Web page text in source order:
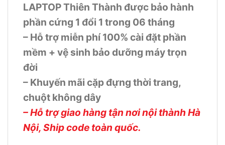
LAPTOP Thiên Thành được bảo hành
phần cứng 1 đổi 1 trong 06 tháng
– Hỗ trợ miễn phí 100% cài đặt phần
mềm + vệ sinh bảo dưỡng máy trọn
đời
– Khuyến mãi cặp đựng thời trang,
chuột không dây
– Hỗ trợ giao hàng tận nơi nội thành Hà
Nội, Ship code toàn quốc.